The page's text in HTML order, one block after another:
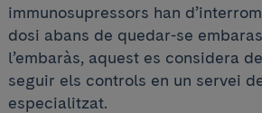
immunosupressors han
dosi abans de quedar-se
l’embaràs, aquest es considera
seguir els controls en un servei
especialitzat.